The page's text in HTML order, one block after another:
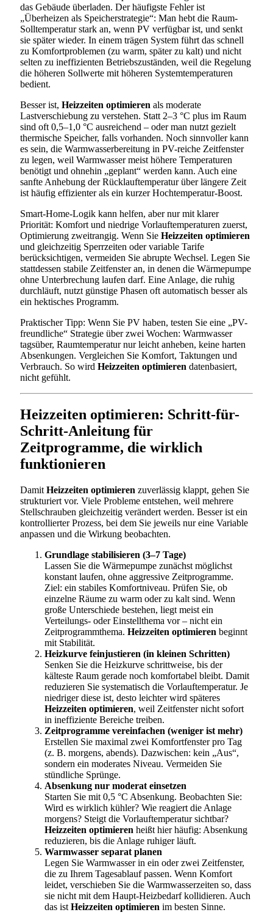
das Gebäude überladen. Der häufigste Fehler ist
„Überheizen als Speicherstrategie“: Man hebt die Raum-
Solltemperatur stark an, wenn PV verfügbar ist, und senkt
sie später wieder. In einem trägen System führt das schnell
zu Komfortproblemen (zu warm, später zu kalt) und nicht
selten zu ineffizienten Betriebszuständen, weil die Regelung
die höheren Sollwerte mit höheren Systemtemperaturen
bedient.
Besser ist, Heizzeiten optimieren als moderate
Lastverschiebung zu verstehen. Statt 2–3 °C plus im Raum
sind oft 0,5–1,0 °C ausreichend – oder man nutzt gezielt
thermische Speicher, falls vorhanden. Noch sinnvoller kann
es sein, die Warmwasserbereitung in PV-reiche Zeitfenster
zu legen, weil Warmwasser meist höhere Temperaturen
benötigt und ohnehin „geplant“ werden kann. Auch eine
sanfte Anhebung der Rücklauftemperatur über längere Zeit
ist häufig effizienter als ein kurzer Hochtemperatur-Boost.
Smart-Home-Logik kann helfen, aber nur mit klarer
Priorität: Komfort und niedrige Vorlauftemperaturen zuerst,
Optimierung zweitrangig. Wenn Sie Heizzeiten optimieren
und gleichzeitig Sperrzeiten oder variable Tarife
berücksichtigen, vermeiden Sie abrupte Wechsel. Legen Sie
stattdessen stabile Zeitfenster an, in denen die Wärmepumpe
ohne Unterbrechung laufen darf. Eine Anlage, die ruhig
durchläuft, nutzt günstige Phasen oft automatisch besser als
ein hektisches Programm.
Praktischer Tipp: Wenn Sie PV haben, testen Sie eine „PV-
freundliche“ Strategie über zwei Wochen: Warmwasser
tagsüber, Raumtemperatur nur leicht anheben, keine harten
Absenkungen. Vergleichen Sie Komfort, Taktungen und
Verbrauch. So wird Heizzeiten optimieren datenbasiert,
nicht gefühlt.
Heizzeiten optimieren: Schritt-für-
Schritt-Anleitung für
Zeitprogramme, die wirklich
funktionieren
Damit Heizzeiten optimieren zuverlässig klappt, gehen Sie
strukturiert vor. Viele Probleme entstehen, weil mehrere
Stellschrauben gleichzeitig verändert werden. Besser ist ein
kontrollierter Prozess, bei dem Sie jeweils nur eine Variable
anpassen und die Wirkung beobachten.
Grundlage stabilisieren (3–7 Tage)
Lassen Sie die Wärmepumpe zunächst möglichst
konstant laufen, ohne aggressive Zeitprogramme.
Ziel: ein stabiles Komfortniveau. Prüfen Sie, ob
einzelne Räume zu warm oder zu kalt sind. Wenn
große Unterschiede bestehen, liegt meist ein
Verteilungs- oder Einstellthema vor – nicht ein
Zeitprogrammthema. Heizzeiten optimieren beginnt
mit Stabilität.
Heizkurve feinjustieren (in kleinen Schritten)
Senken Sie die Heizkurve schrittweise, bis der
kälteste Raum gerade noch komfortabel bleibt. Damit
reduzieren Sie systematisch die Vorlauftemperatur. Je
niedriger diese ist, desto leichter wird späteres
Heizzeiten optimieren, weil Zeitfenster nicht sofort
in ineffiziente Bereiche treiben.
Zeitprogramme vereinfachen (weniger ist mehr)
Erstellen Sie maximal zwei Komfortfenster pro Tag
(z. B. morgens, abends). Dazwischen: kein „Aus“,
sondern ein moderates Niveau. Vermeiden Sie
stündliche Sprünge.
Absenkung nur moderat einsetzen
Starten Sie mit 0,5 °C Absenkung. Beobachten Sie:
Wird es wirklich kühler? Wie reagiert die Anlage
morgens? Steigt die Vorlauftemperatur sichtbar?
Heizzeiten optimieren heißt hier häufig: Absenkung
reduzieren, bis die Anlage ruhiger läuft.
Warmwasser separat planen
Legen Sie Warmwasser in ein oder zwei Zeitfenster,
die zu Ihrem Tagesablauf passen. Wenn Komfort
leidet, verschieben Sie die Warmwasserzeiten so, dass
sie nicht mit dem Haupt-Heizbedarf kollidieren. Auch
das ist Heizzeiten optimieren im besten Sinne.